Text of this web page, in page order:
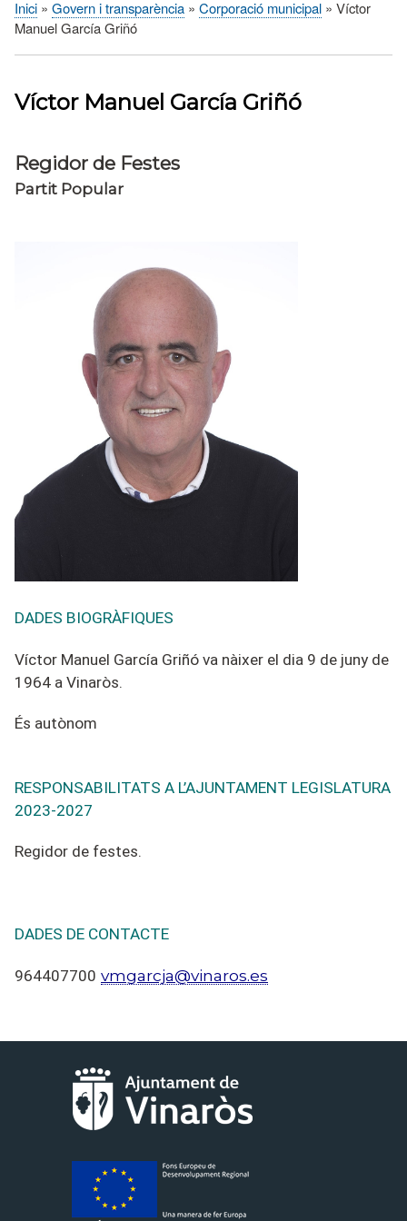
Fil
Inici Govern i transparència Corporació municipal
Víctor
Manuel García Griñó
Víctor Manuel García Griñó
Regidor de Festes
Partit Popular
DADES BIOGRÀFIQUES
Víctor Manuel García Griñó va nàixer el dia 9 de juny de
1964 a Vinaròs.
És autònom
RESPONSABILITATS A L’AJUNTAMENT LEGISLATURA
2023-2027
Regidor de festes.
DADES DE CONTACTE
964407700 vmgarcja@vinaros.es